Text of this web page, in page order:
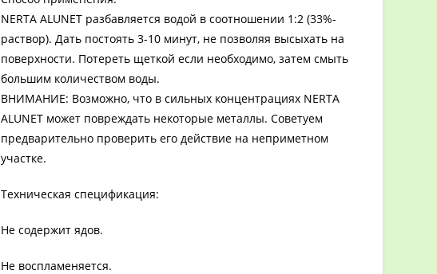
NERTA ALUNET разбавляется водой в соотношении 1:2 (33%-
раствор). Дать постоять 3-10 минут, не позволяя высыхать на
поверхности. Потереть щеткой если необходимо, затем смыть
большим количеством воды.
ВНИМАНИЕ: Возможно, что в сильных концентрациях NERTA
ALUNET может повреждать некоторые металлы. Советуем
предварительно проверить его действие на неприметном
участке.
Техническая спецификация:
Не содержит ядов.
Не воспламеняется.